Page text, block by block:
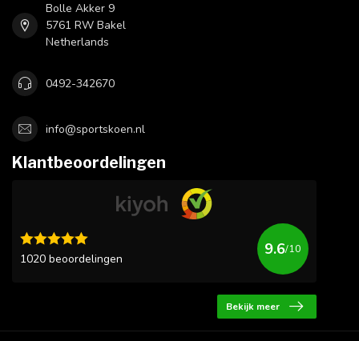
Bolle Akker 9
5761 RW Bakel
Netherlands
0492-342670
info@sportskoen.nl
Klantbeoordelingen
1020 beoordelingen
9.6/10
Bekijk meer